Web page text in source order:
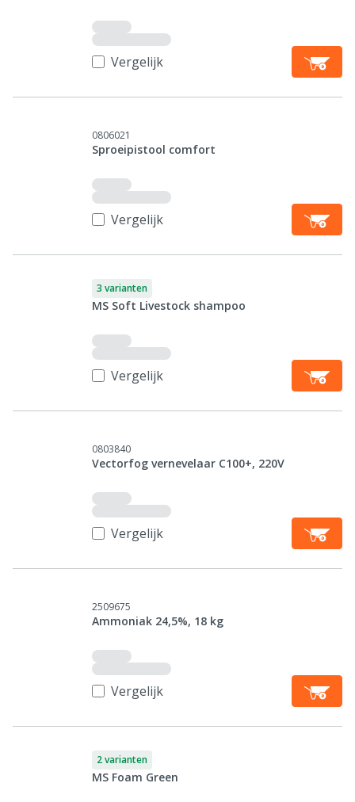
Vergelijk
0806021
Sproeipistool comfort
Vergelijk
3 varianten
MS Soft Livestock shampoo
Vergelijk
0803840
Vectorfog vernevelaar C100+, 220V
Vergelijk
2509675
Ammoniak 24,5%, 18 kg
Vergelijk
2 varianten
MS Foam Green